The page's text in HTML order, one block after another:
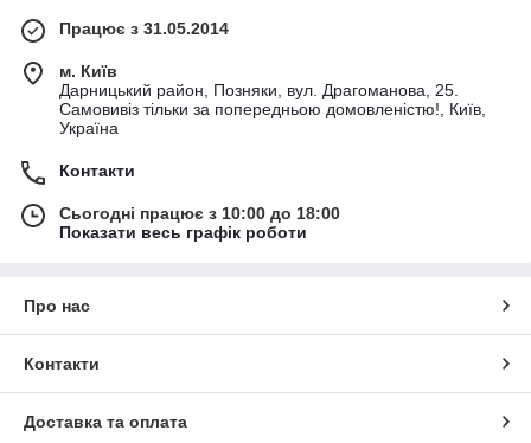
Працює з 31.05.2014
м. Київ
Дарницький район, Позняки, вул. Драгоманова, 25.
Самовивіз тільки за попередньою домовленістю!, Київ,
Україна
Контакти
Сьогодні працює з 10:00 до 18:00
Показати весь графік роботи
Про нас
Контакти
Доставка та оплата